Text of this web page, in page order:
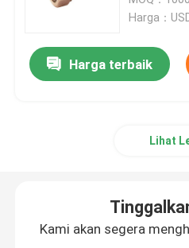
Harga：
Harga terbaik
Lihat
Kami akan segera